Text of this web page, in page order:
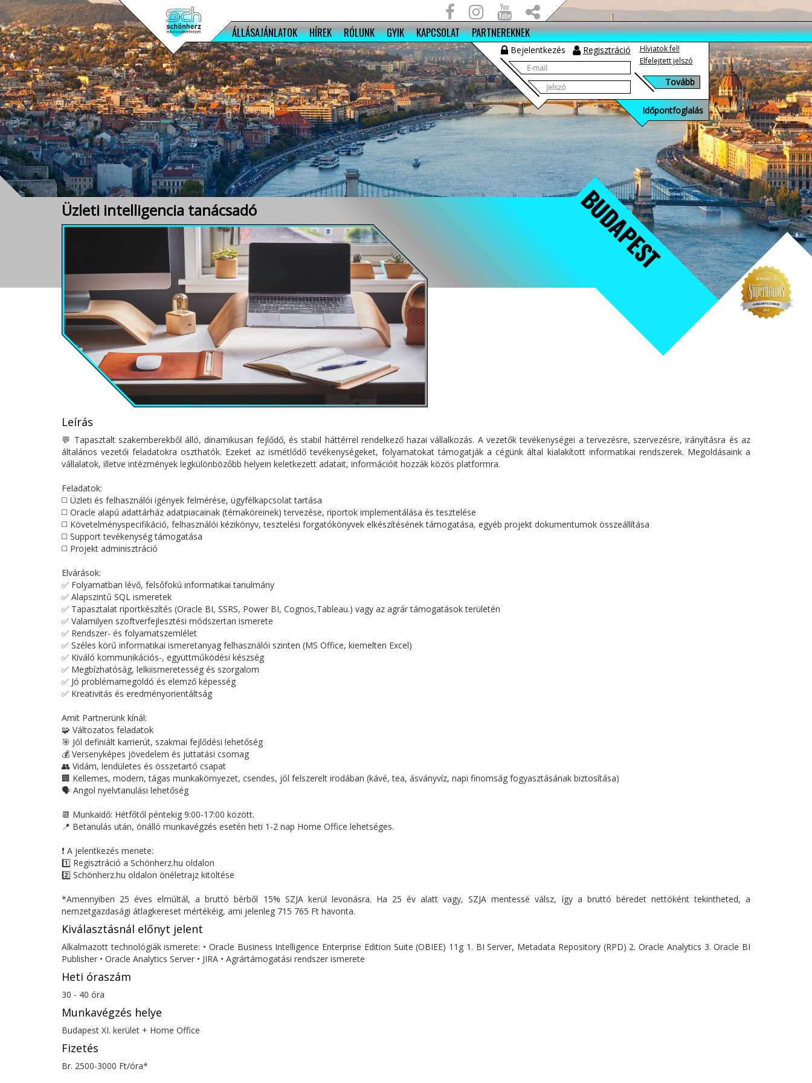
ÁLLÁSAJÁNLATOK HÍREK RÓLUNK GYIK KAPCSOLAT PARTNEREKNEK
Bejelentkezés Regisztráció
Hívjatok fel!
Elfelejtett jelszó
Időpontfoglalás
BUDAPEST
Üzleti intelligencia tanácsadó
Leírás
💬 Tapasztalt szakemberekből álló, dinamikusan fejlődő, és stabil háttérrel rendelkező hazai vállalkozás. A vezetők tevékenységei a tervezésre, szervezésre, irányításra és az
általános vezetői feladatokra oszthatók. Ezeket az ismétlődő tevékenységeket, folyamatokat támogatják a cégünk által kialakított informatikai rendszerek. Megoldásaink a
vállalatok, illetve intézmények legkülönbözőbb helyein keletkezett adatait, információit hozzák közös platformra.
Feladatok:
◻️ Üzleti és felhasználói igények felmérése, ügyfélkapcsolat tartása
◻️ Oracle alapú adattárház adatpiacainak (témaköreinek) tervezése, riportok implementálása és tesztelése
◻️ Követelményspecifikáció, felhasználói kézikönyv, tesztelési forgatókönyvek elkészítésének támogatása, egyéb projekt dokumentumok összeállítása
◻️ Support tevékenység támogatása
◻️ Projekt adminisztráció
Elvárások:
✅ Folyamatban lévő, felsőfokú informatikai tanulmány
✅ Alapszintű SQL ismeretek
✅ Tapasztalat riportkészítés (Oracle BI, SSRS, Power BI, Cognos,Tableau.) vagy az agrár támogatások területén
✅ Valamilyen szoftverfejlesztési módszertan ismerete
✅ Rendszer- és folyamatszemlélet
✅ Széles körű informatikai ismeretanyag felhasználói szinten (MS Office, kiemelten Excel)
✅ Kiváló kommunikációs-, együttműködési készség
✅ Megbízhatóság, lelkiismeretesség és szorgalom
✅ Jó problémamegoldó és elemző képesség
✅ Kreativitás és eredményorientáltság
Amit Partnerünk kínál:
🧩 Változatos feladatok
🎯 Jól definiált karrierút, szakmai fejlődési lehetőség
💰 Versenyképes jövedelem és juttatási csomag
👥 Vidám, lendületes és összetartó csapat
🏢 Kellemes, modern, tágas munkakörnyezet, csendes, jól felszerelt irodában (kávé, tea, ásványvíz, napi finomság fogyasztásának biztosítása)
🗣️ Angol nyelvtanulási lehetőség
📆 Munkaidő: Hétfőtől péntekig 9:00-17:00 között.
📍 Betanulás után, önálló munkavégzés esetén heti 1-2 nap Home Office lehetséges.
❗ A jelentkezés menete:
1️⃣ Regisztráció a Schönherz.hu oldalon
2️⃣ Schönherz.hu oldalon önéletrajz kitöltése
*Amennyiben 25 éves elmúltál, a bruttó bérből 15% SZJA kerül levonásra. Ha 25 év alatt vagy, SZJA mentessé válsz, így a bruttó béredet nettóként tekintheted, a
nemzetgazdasági átlagkereset mértékéig, ami jelenleg 715 765 Ft havonta.
Kiválasztásnál előnyt jelent
Alkalmazott technológiák ismerete: • Oracle Business Intelligence Enterprise Edition Suite (OBIEE) 11g 1. BI Server, Metadata Repository (RPD) 2. Oracle Analytics 3. Oracle BI
Publisher • Oracle Analytics Server • JIRA • Agrártámogatási rendszer ismerete
Heti óraszám
30 - 40 óra
Munkavégzés helye
Budapest XI. kerület + Home Office
Fizetés
Br. 2500-3000 Ft/óra*